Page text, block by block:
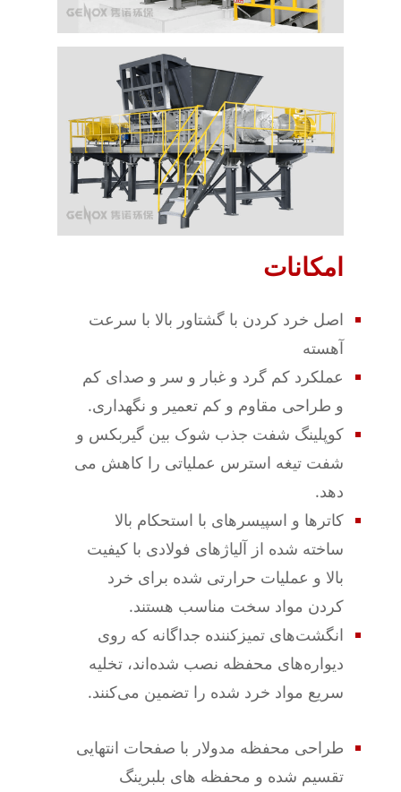
امکانات
اصل خرد کردن با گشتاور بالا با سرعت
آهسته
عملکرد کم گرد و غبار و سر و صدای کم
و طراحی مقاوم و کم تعمیر و نگهداری.
کوپلینگ شفت جذب شوک بین گیربکس و
شفت تیغه استرس عملیاتی را کاهش می
دهد.
کاترها و اسپیسرهای با استحکام بالا
ساخته شده از آلیاژهای فولادی با کیفیت
بالا و عملیات حرارتی شده برای خرد
کردن مواد سخت مناسب هستند.
انگشت‌های تمیزکننده جداگانه که روی
دیواره‌های محفظه نصب شده‌اند، تخلیه
سریع مواد خرد شده را تضمین می‌کنند.
طراحی محفظه مدولار با صفحات انتهایی
تقسیم شده و محفظه های بلبرینگ